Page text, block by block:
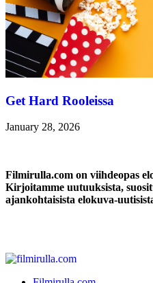
Get Hard Rooleissa
January 28, 2026
Filmirulla.com on viihdeopas
Kirjoitamme uutuuksista,
ajankohtaisista elokuva-